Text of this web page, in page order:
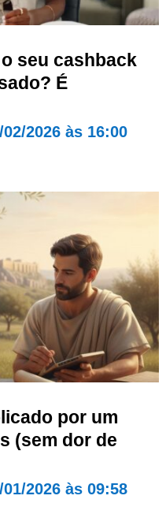
seu cashback
É
02/2026 às 16:00
por um
(sem dor de
01/2026 às 09:58